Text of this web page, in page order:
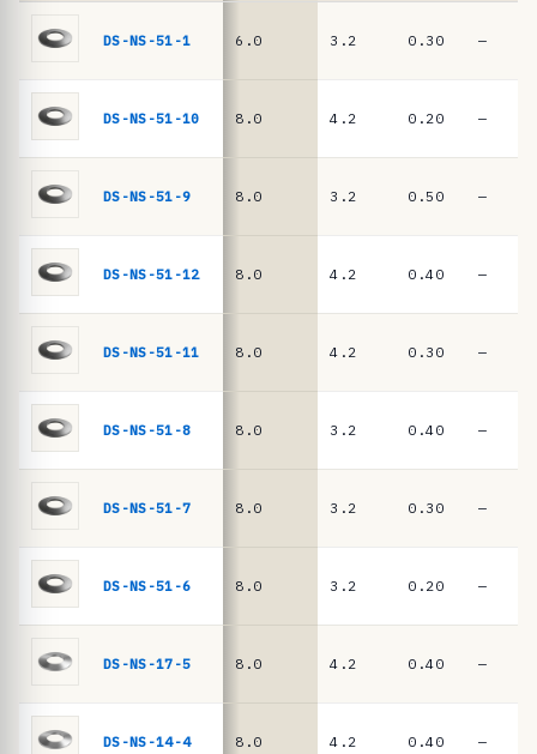
f
ê
c
s
p
molas
prato
2093
DIN
16983
DS-NS-51-1 6.0 3.2 0.30 —
DS-NS-51-10 8.0 4.2 0.20 —
DS-NS-51-9 8.0 3.2 0.50 —
DS-NS-51-12 8.0 4.2 0.40 —
DS-NS-51-11 8.0 4.2 0.30 —
DS-NS-51-8 8.0 3.2 0.40 —
DS-NS-51-7 8.0 3.2 0.30 —
DS-NS-51-6 8.0 3.2 0.20 —
DS-NS-17-5 8.0 4.2 0.40 —
DS-NS-14-4 8.0 4.2 0.40 —